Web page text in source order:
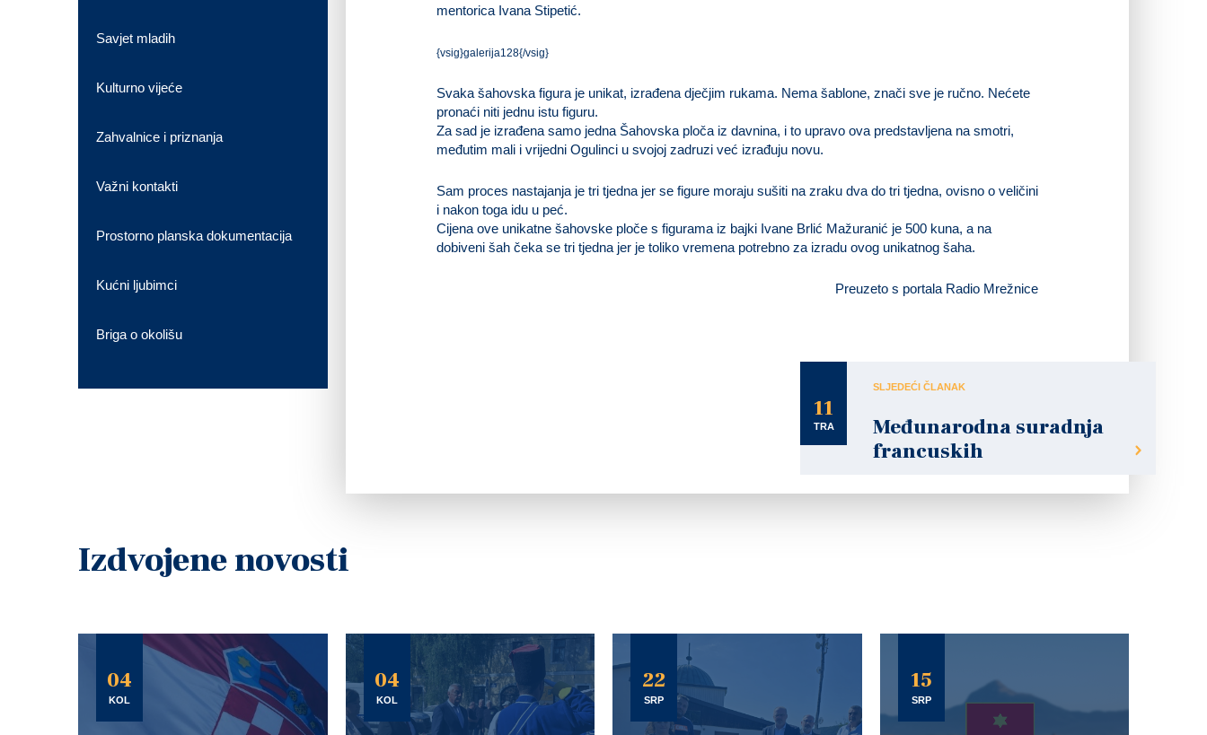
mentorica Ivana Stipetić.
{vsig}galerija128{/vsig}
Svaka šahovska figura je unikat, izrađena dječjim rukama. Nema šablone, znači sve je ručno. Nećete
pronaći niti jednu istu figuru.
Za sad je izrađena samo jedna Šahovska ploča iz davnina, i to upravo ova predstavljena na smotri,
međutim mali i vrijedni Ogulinci u svojoj zadruzi već izrađuju novu.
Sam proces nastajanja je tri tjedna jer se figure moraju sušiti na zraku dva do tri tjedna, ovisno o veličini
i nakon toga idu u peć.
Cijena ove unikatne šahovske ploče s figurama iz bajki Ivane Brlić Mažuranić je 500 kuna, a na
dobiveni šah čeka se tri tjedna jer je toliko vremena potrebno za izradu ovog unikatnog šaha.
Preuzeto s portala Radio Mrežnice
11
TRA
SLJEDEĆI ČLANAK
Međunarodna suradnja
francuskih
Savjet mladih
Kulturno vijeće
Zahvalnice i priznanja
Važni kontakti
Prostorno planska dokumentacija
Kućni ljubimci
Briga o okolišu
Izdvojene novosti
04
KOL
04
KOL
22
SRP
15
SRP